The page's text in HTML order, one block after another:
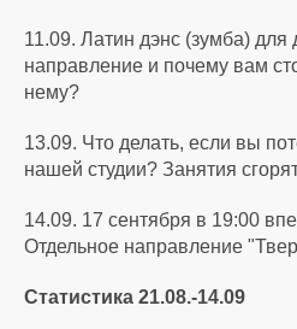
11.09. Латин дэнс (зумба) для
направление и почему вам
нему?
13.09. Что делать, если вы
нашей студии? Занятия
14.09. 17 сентября в 19:00
Отдельное направление
Статистика 21.08.-14.09